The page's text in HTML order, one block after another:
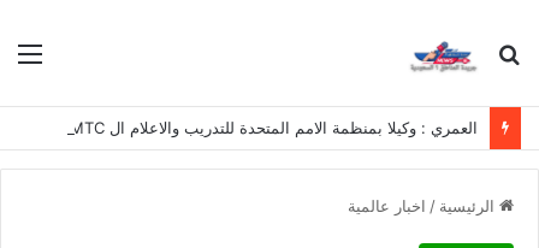
بحث
الرئيسية / اخبار عالمية